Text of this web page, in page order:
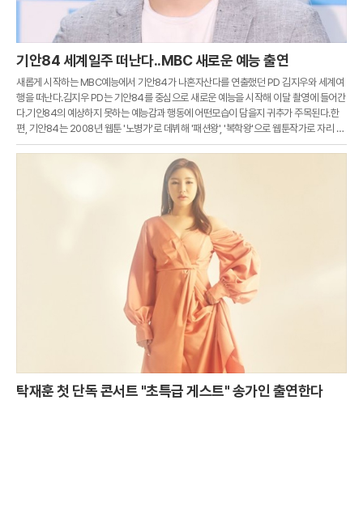
기안84 세계일주 떠난다..MBC 새로운 예능 출연
새롭게 시작하는 MBC예능에서 기안84가 나혼자산다를 연출했던 PD 김지우와 세계여
행을 떠난다.김지우 PD는 기안84를 중심으로 새로운 예능을 시작해 이달 촬영에 들어간
다.기안84의 예상하지 못하는 예능감과 행동에 어떤모습이 담을지 귀추가 주목된다.한
편, 기안84는 2008년 웹툰 '노병가'로 데뷔해 '패션왕', '복학왕'으로 웹툰작가로 자리 잡
았다.2016년에는 '나 혼자 산다'로 출연해 시청자들의 사랑을 받고 있다.
탁재훈 첫 단독 콘서트 "초특급 게스트" 송가인 출연한다